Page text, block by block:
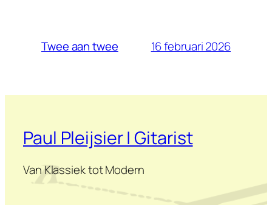
Twee aan twee 16 februari 2026
Paul Pleijsier | Gitarist
Van Klassiek tot Modern